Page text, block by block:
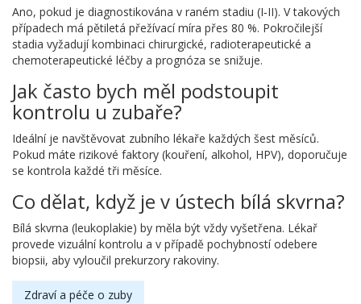
Ano, pokud je diagnostikována v raném stadiu (I‑II). V takových
případech má pětiletá přežívací míra přes 80 %. Pokročilejší
stadia vyžadují kombinaci chirurgické, radioterapeutické a
chemoterapeutické léčby a prognóza se snižuje.
Jak často bych měl podstoupit
kontrolu u zubaře?
Ideální je navštěvovat zubního lékaře každých šest měsíců.
Pokud máte rizikové faktory (kouření, alkohol, HPV), doporučuje
se kontrola každé tři měsíce.
Co dělat, když je v ústech bílá skvrna?
Bílá skvrna (leukoplakie) by měla být vždy vyšetřena. Lékař
provede vizuální kontrolu a v případě pochybností odebere
biopsii, aby vyloučil prekurzory rakoviny.
Zdraví a péče o zuby